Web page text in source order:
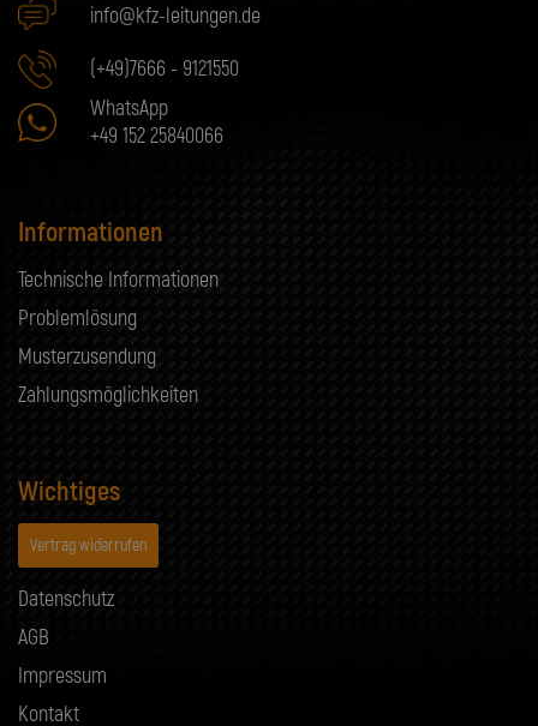
info@kfz-leitungen.de
(+49)7666 - 9121550
WhatsApp
+49 152 25840066
Informationen
Technische Informationen
Problemlösung
Musterzusendung
Zahlungsmöglichkeiten
Wichtiges
Vertrag widerrufen
Datenschutz
AGB
Impressum
Kontakt